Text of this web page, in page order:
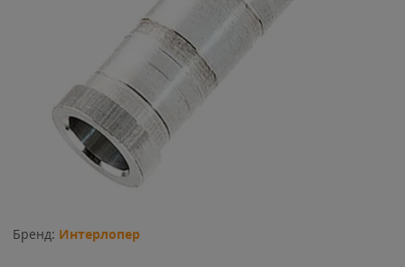
Бренд: Интерлопер